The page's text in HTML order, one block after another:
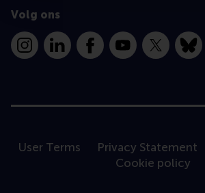
Volg ons
InstagramLinkedInFacebookYouTube
X
User Terms Privacy Statement
Cookie policy